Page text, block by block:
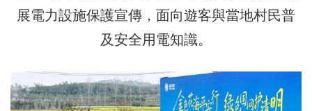
展電力設施保護宣傳，面向遊客與當地村民普
及安全用電知識。